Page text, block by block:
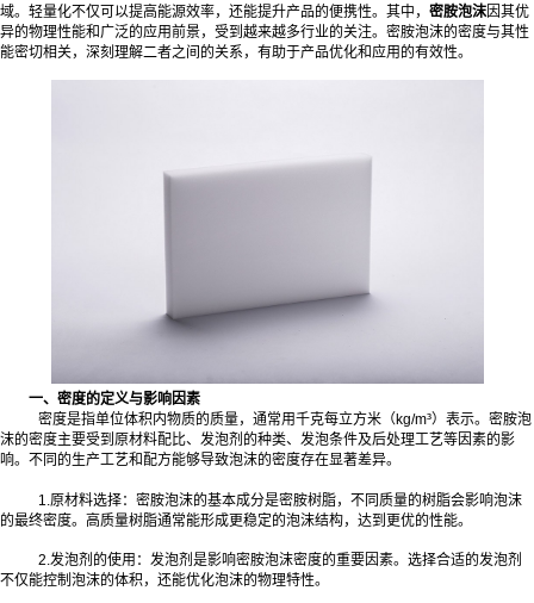
域。轻量化不仅可以提高能源效率，还能提升产品的便携性。其中， 密胺泡沫因其优
异的物理性能和广泛的应用前景，受到越来越多行业的关注。密胺泡沫的密度与其性
能密切相关，深刻理解二者之间的关系，有助于产品优化和应用的有效性。
一、密度的定义与影响因素
密度是指单位体积内物质的质量，通常用千克每立方米（kg/m³）表示。密胺泡
沫的密度主要受到原材料配比、发泡剂的种类、发泡条件及后处理工艺等因素的影
响。不同的生产工艺和配方能够导致泡沫的密度存在显著差异。
1.原材料选择：密胺泡沫的基本成分是密胺树脂，不同质量的树脂会影响泡沫
的最终密度。高质量树脂通常能形成更稳定的泡沫结构，达到更优的性能。
2.发泡剂的使用：发泡剂是影响密胺泡沫密度的重要因素。选择合适的发泡剂
不仅能控制泡沫的体积，还能优化泡沫的物理特性。